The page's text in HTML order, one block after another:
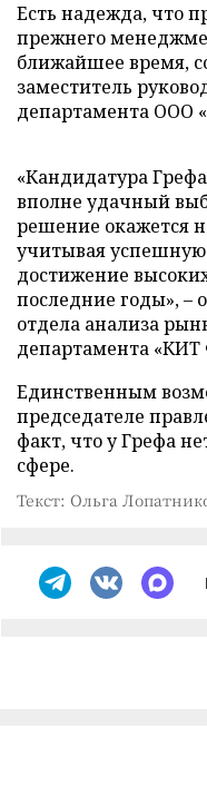
Есть надежда, что
прежнего
ближайшее время,
заместитель
департамента ООО
«Кандидатура
вполне удачный
решение окажется
учитывая
достижение
последние годы», –
отдела анализа
департамента «КИТ
Единственным
председателе
факт, что у Грефа
сфере.
Текст: Ольга